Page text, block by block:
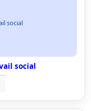
social
social